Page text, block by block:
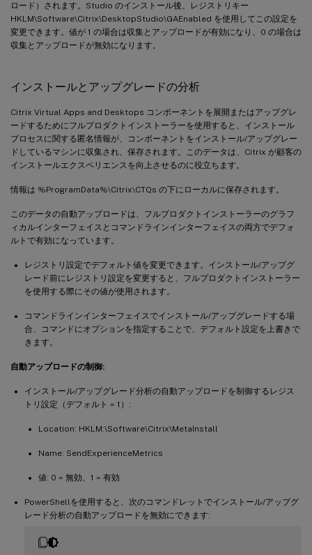
ロード）されます。Studio のインストール後、レジストリキー
HKLM\Software\Citrix\DesktopStudio\GAEnabled を使用してこの設定を
変更できます。値が 1 の場合は収集とアップロードが有効になり、0 の場合は
収集とアップロードが無効になります。
インストールとアップグレードの分析
Citrix Virtual Apps and Desktops コンポーネントを展開またはアップグレ
ードするためにフルプロダクトインストーラーを使用すると、インストール
プロセスに関する匿名情報が、コンポーネントをインストール/アップグレー
ドしているマシンに収集され、保存されます。このデータは、Citrix が顧客の
インストールエクスペリエンスを向上させるのに役立ちます。
情報は %ProgramData%\Citrix\CTQs の下にローカルに保存されます。
このデータの自動アップロードは、フルプロダクトインストーラーのグラフ
ィカルインターフェイスとコマンドラインインターフェイスの両方でデフォ
ルトで有効になっています。
レジストリ設定でデフォルト値を変更できます。インストール/アップグ
レード前にレジストリ設定を変更すると、フルプロダクトインストーラー
を使用する際にその値が使用されます。
コマンドラインインターフェイスでインストール/アップグレードする場
合、コマンドにオプションを指定することで、デフォルト設定を上書きで
きます。
自動アップロードの制御:
インストール/アップグレード分析の自動アップロードを制御するレジス
トリ設定（デフォルト = 1）:
Location: HKLM:\Software\Citrix\MetaInstall
Name: SendExperienceMetrics
値: 0 = 無効、1 = 有効
PowerShellを使用すると、次のコマンドレットでインストール/アップグ
レード分析の自動アップロードを無効にできます: